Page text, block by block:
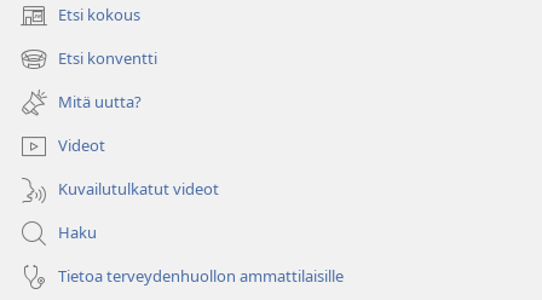
Etsi kokous
(avaa
uuden
ikkunan)
Etsi konventti
(avaa
uuden
ikkunan)
Mitä uutta?
Videot
Kuvailutulkatut videot
Haku
Tietoa terveydenhuollon ammattilaisille